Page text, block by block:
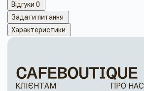
Відгуки 0
Задати питання
Характеристики
КЛІЄНТАМ
ПРО НАС